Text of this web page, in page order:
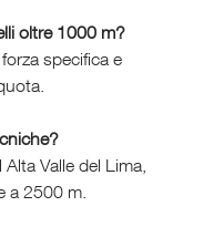
oltre 1000 m?
specifica e
Valle del Lima,
a 2500 m.